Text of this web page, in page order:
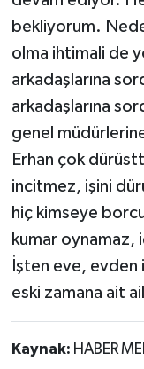
bekliyorum.
olma ihtimali de
arkadaşlarına
arkadaşlarına
genel
Erhan çok
incitmez, işini
hiç kimseye
kumar oynamaz,
İşten eve, evden
eski zamana ait
Kaynak: HABER